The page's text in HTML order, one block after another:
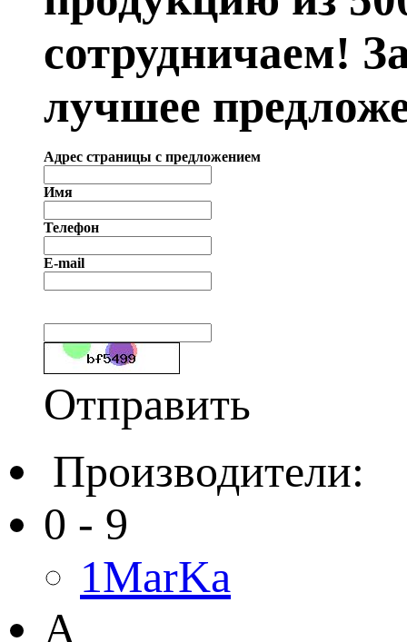
сотрудничаем!
лучшее
Адрес страницы с предложением
Имя
Телефон
E-mail
Отправить
Производители:
0 - 9
1MarKa
A